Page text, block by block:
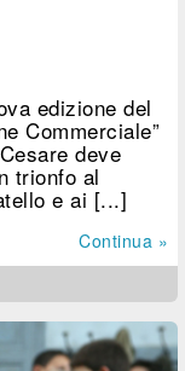
edizione del
Commerciale”
deve
trionfo al
e ai [...]
Continua »